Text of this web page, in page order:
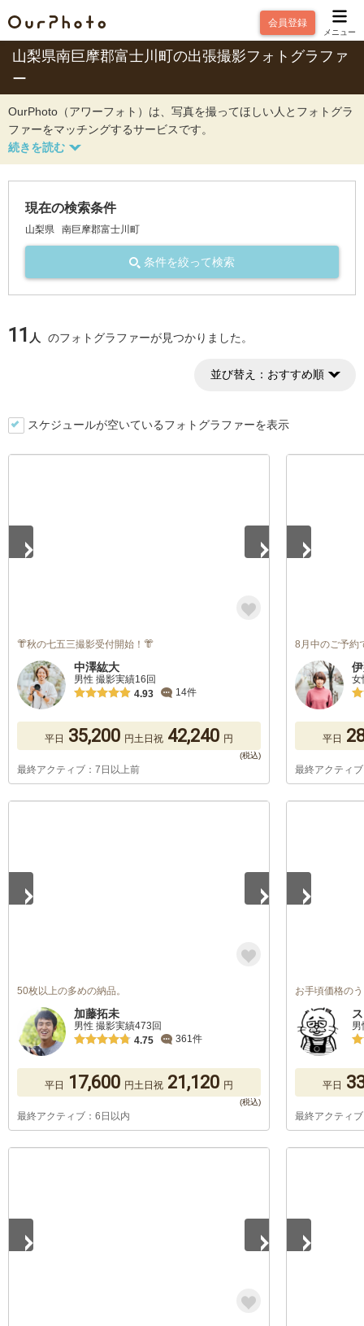
会員登録
メニュー
山梨県南巨摩郡富士川町の出張撮影フォトグラファ
ー
OurPhoto（アワーフォト）は、写真を撮ってほしい人とフォトグラ
ファーをマッチングするサービスです。
現在の検索条件
山梨県 南巨摩郡富士川町
条件を絞って検索
11 人 のフォトグラファーが見つかりました。
並び替え： おすすめ順
スケジュールが空いているフォトグラファーを表示
👘秋の七五三撮影受付開始！👘
中澤紘大
男性 撮影実績16回
4.93
14件
平日 35,200 円土日祝 42,240 円
最終アクティブ：7日以上前
8月中のご予約
女
平日
最終アクティ
50枚以上の多めの納品。
加藤拓未
男性 撮影実績473回
4.75
361件
平日 17,600 円土日祝 21,120 円
最終アクティブ：6日以内
お手頃価格の
平日
最終アクティ